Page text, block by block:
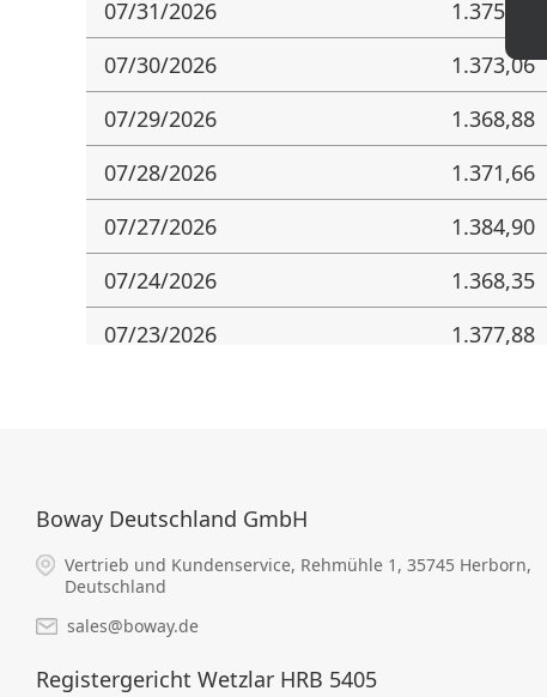
07/31/2026
1.375,12
07/30/2026
1.373,06
07/29/2026
1.368,88
07/28/2026
1.371,66
07/27/2026
1.384,90
07/24/2026
1.368,35
07/23/2026
1.377,88
Boway Deutschland GmbH
Vertrieb und Kundenservice, Rehmühle 1, 35745 Herborn,
Deutschland
sales@boway.de
Registergericht Wetzlar HRB 5405